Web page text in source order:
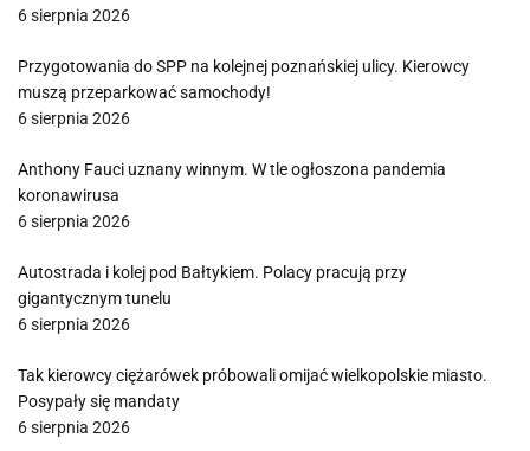
6 sierpnia 2026
Przygotowania do SPP na kolejnej poznańskiej ulicy. Kierowcy
muszą przeparkować samochody!
6 sierpnia 2026
Anthony Fauci uznany winnym. W tle ogłoszona pandemia
koronawirusa
6 sierpnia 2026
Autostrada i kolej pod Bałtykiem. Polacy pracują przy
gigantycznym tunelu
6 sierpnia 2026
Tak kierowcy ciężarówek próbowali omijać wielkopolskie miasto.
Posypały się mandaty
6 sierpnia 2026